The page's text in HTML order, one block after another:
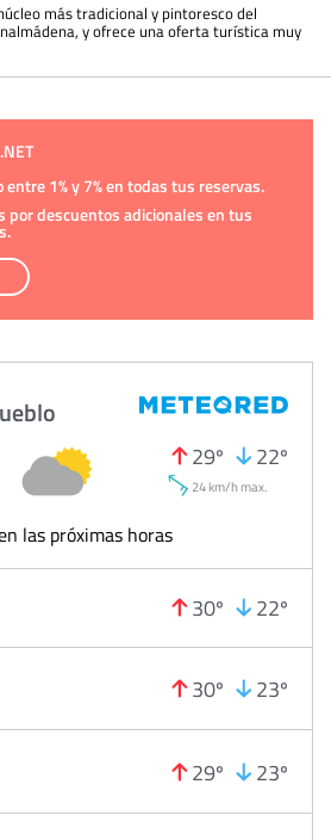
más tradicional y pintoresco del
y ofrece una oferta turística muy
1% y 7% en todas tus reservas.
por descuentos adicionales en tus
29º 22º
24 km/h max.
las próximas horas
30º 22º
30º 23º
29º 23º